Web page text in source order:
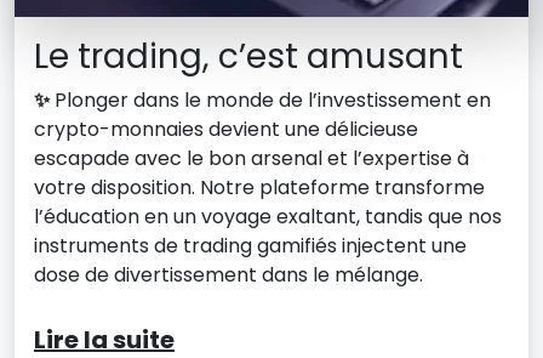
Le trading, c’est amusant
✨Plonger dans le monde de l’investissement en
crypto-monnaies devient une délicieuse
escapade avec le bon arsenal et l’expertise à
votre disposition. Notre plateforme transforme
l’éducation en un voyage exaltant, tandis que nos
instruments de trading gamifiés injectent une
dose de divertissement dans le mélange.
Lire la suite